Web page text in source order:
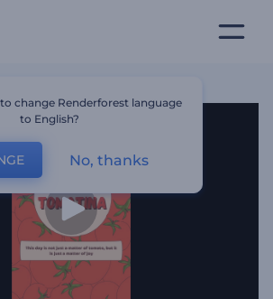
change Renderforest language
to English?
No, thanks